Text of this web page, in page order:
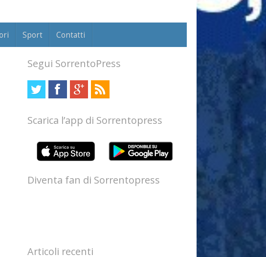
Sport Contatti
Segui SorrentoPress
Scarica l’app di Sorrentopress
Diventa fan di Sorrentopress
Articoli recenti